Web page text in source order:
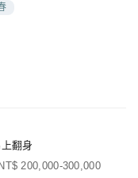
翻身
200,000-300,000